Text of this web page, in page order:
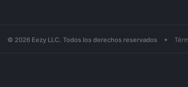
© 2026 Eezy LLC. Todos los derechos reservados •